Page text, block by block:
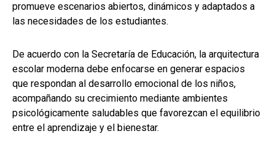
promueve escenarios abiertos, dinámicos y adaptados a
las necesidades de los estudiantes.
De acuerdo con la Secretaría de Educación, la arquitectura
escolar moderna debe enfocarse en generar espacios
que respondan al desarrollo emocional de los niños,
acompañando su crecimiento mediante ambientes
psicológicamente saludables que favorezcan el equilibrio
entre el aprendizaje y el bienestar.